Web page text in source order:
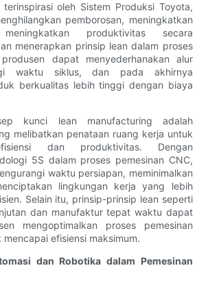
oleh Sistem Produksi Toyota,
pemborosan, meningkatkan
produktivitas secara
menerapkan prinsip lean dalam proses
dapat menyederhanakan alur
waktu siklus, dan pada akhirnya
berkualitas lebih tinggi dengan biaya
kunci lean manufacturing adalah
melibatkan penataan ruang kerja untuk
dan produktivitas. Dengan
5S dalam proses pemesinan CNC,
waktu persiapan, meminimalkan
lingkungan kerja yang lebih
Selain itu, prinsip-prinsip lean seperti
dan manufaktur tepat waktu dapat
mengoptimalkan proses pemesinan
efisiensi maksimum.
dan Robotika dalam Pemesinan